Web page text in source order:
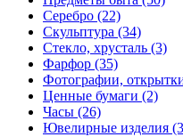
Серебро (22)
Скульптура (34)
Стекло, хрусталь (3)
Фарфор (35)
Фотографии,
Ценные бумаги (2)
Часы (26)
Ювелирные изделия